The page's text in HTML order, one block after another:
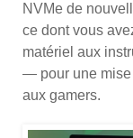
NVMe de
ce dont vous
matériel aux
— pour une mise
aux gamers.